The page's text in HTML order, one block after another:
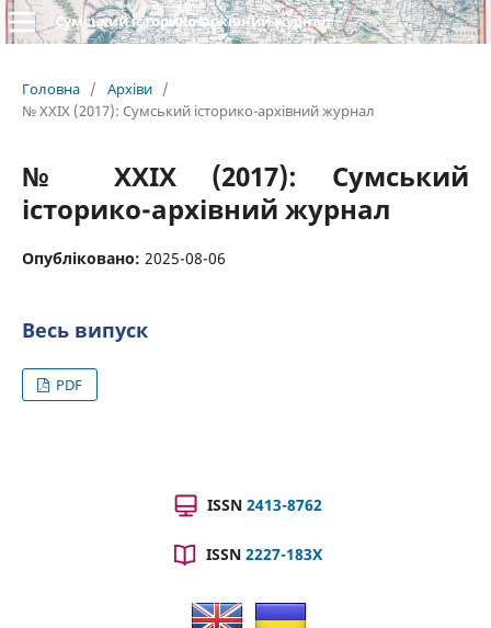
Сумський історико-архівний журнал
Головна / Архіви /
№ XXIX (2017): Сумський історико-архівний журнал
№ XXIX (2017): Сумський
історико-архівний журнал
Опубліковано: 2025-08-06
Весь випуск
PDF
ISSN 2413-8762
ISSN 2227-183X